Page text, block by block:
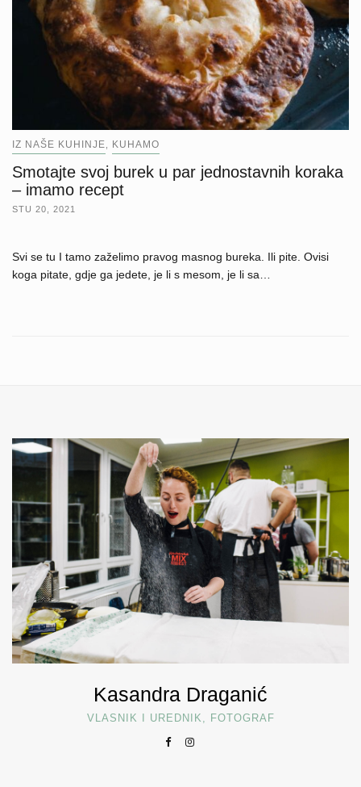
IZ NAŠE KUHINJE KUHAMO
Smotajte svoj burek u par jednostavnih koraka
– imamo recept
STU 20, 2021
Svi se tu I tamo zaželimo pravog masnog bureka. Ili pite. Ovisi
koga pitate, gdje ga jedete, je li s mesom, je li sa…
Kasandra Draganić
VLASNIK I UREDNIK, FOTOGRAF